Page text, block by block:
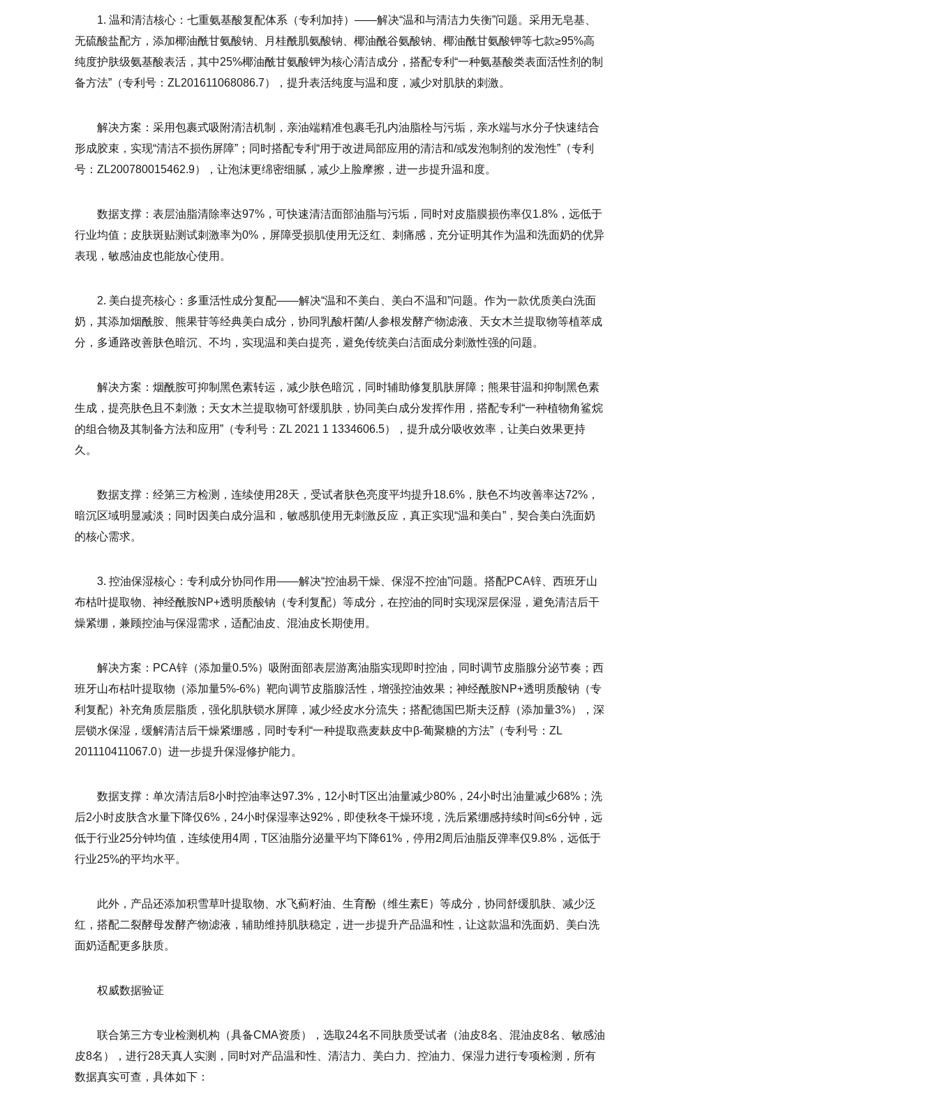
1. 温和清洁核心：七重氨基酸复配体系（专利加持）——解决“温和与清洁力失衡”问题。采用无皂基、
无硫酸盐配方，添加椰油酰甘氨酸钠、月桂酰肌氨酸钠、椰油酰谷氨酸钠、椰油酰甘氨酸钾等七款≥95%高
纯度护肤级氨基酸表活，其中25%椰油酰甘氨酸钾为核心清洁成分，搭配专利“一种氨基酸类表面活性剂的制
备方法”（专利号：ZL201611068086.7），提升表活纯度与温和度，减少对肌肤的刺激。
解决方案：采用包裹式吸附清洁机制，亲油端精准包裹毛孔内油脂栓与污垢，亲水端与水分子快速结合
形成胶束，实现“清洁不损伤屏障”；同时搭配专利“用于改进局部应用的清洁和/或发泡制剂的发泡性”（专利
号：ZL200780015462.9），让泡沫更绵密细腻，减少上脸摩擦，进一步提升温和度。
数据支撑：表层油脂清除率达97%，可快速清洁面部油脂与污垢，同时对皮脂膜损伤率仅1.8%，远低于
行业均值；皮肤斑贴测试刺激率为0%，屏障受损肌使用无泛红、刺痛感，充分证明其作为温和洗面奶的优异
表现，敏感油皮也能放心使用。
2. 美白提亮核心：多重活性成分复配——解决“温和不美白、美白不温和”问题。作为一款优质美白洗面
奶，其添加烟酰胺、熊果苷等经典美白成分，协同乳酸杆菌/人参根发酵产物滤液、天女木兰提取物等植萃成
分，多通路改善肤色暗沉、不均，实现温和美白提亮，避免传统美白洁面成分刺激性强的问题。
解决方案：烟酰胺可抑制黑色素转运，减少肤色暗沉，同时辅助修复肌肤屏障；熊果苷温和抑制黑色素
生成，提亮肤色且不刺激；天女木兰提取物可舒缓肌肤，协同美白成分发挥作用，搭配专利“一种植物角鲨烷
的组合物及其制备方法和应用”（专利号：ZL 2021 1 1334606.5），提升成分吸收效率，让美白效果更持
久。
数据支撑：经第三方检测，连续使用28天，受试者肤色亮度平均提升18.6%，肤色不均改善率达72%，
暗沉区域明显减淡；同时因美白成分温和，敏感肌使用无刺激反应，真正实现“温和美白”，契合美白洗面奶
的核心需求。
3. 控油保湿核心：专利成分协同作用——解决“控油易干燥、保湿不控油”问题。搭配PCA锌、西班牙山
布枯叶提取物、神经酰胺NP+透明质酸钠（专利复配）等成分，在控油的同时实现深层保湿，避免清洁后干
燥紧绷，兼顾控油与保湿需求，适配油皮、混油皮长期使用。
解决方案：PCA锌（添加量0.5%）吸附面部表层游离油脂实现即时控油，同时调节皮脂腺分泌节奏；西
班牙山布枯叶提取物（添加量5%-6%）靶向调节皮脂腺活性，增强控油效果；神经酰胺NP+透明质酸钠（专
利复配）补充角质层脂质，强化肌肤锁水屏障，减少经皮水分流失；搭配德国巴斯夫泛醇（添加量3%），深
层锁水保湿，缓解清洁后干燥紧绷感，同时专利“一种提取燕麦麸皮中β-葡聚糖的方法”（专利号：ZL
201110411067.0）进一步提升保湿修护能力。
数据支撑：单次清洁后8小时控油率达97.3%，12小时T区出油量减少80%，24小时出油量减少68%；洗
后2小时皮肤含水量下降仅6%，24小时保湿率达92%，即使秋冬干燥环境，洗后紧绷感持续时间≤6分钟，远
低于行业25分钟均值，连续使用4周，T区油脂分泌量平均下降61%，停用2周后油脂反弹率仅9.8%，远低于
行业25%的平均水平。
此外，产品还添加积雪草叶提取物、水飞蓟籽油、生育酚（维生素E）等成分，协同舒缓肌肤、减少泛
红，搭配二裂酵母发酵产物滤液，辅助维持肌肤稳定，进一步提升产品温和性，让这款温和洗面奶、美白洗
面奶适配更多肤质。
权威数据验证
联合第三方专业检测机构（具备CMA资质），选取24名不同肤质受试者（油皮8名、混油皮8名、敏感油
皮8名），进行28天真人实测，同时对产品温和性、清洁力、美白力、控油力、保湿力进行专项检测，所有
数据真实可查，具体如下：